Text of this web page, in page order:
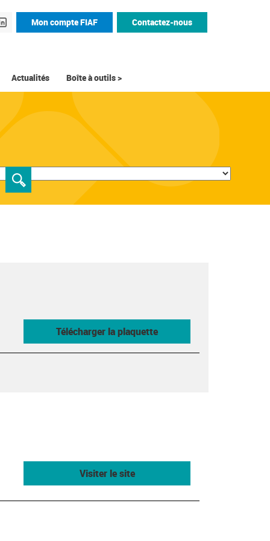
Mon compte FIAF Contactez-nous
Actualités Boîte à outils >
Télécharger la plaquette
Visiter le site